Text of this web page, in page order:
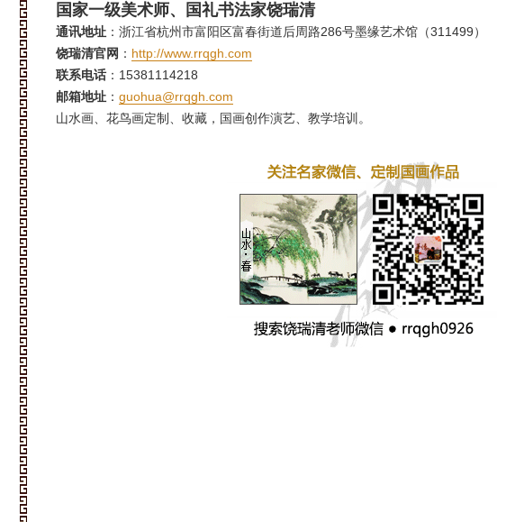
国家一级美术师、国礼书法家饶瑞清
通讯地址 ：浙江省杭州市富阳区富春街道后周路286号墨缘艺术馆（311499）
饶瑞清官网 ： http://www.rrqgh.com
联系电话 ：15381114218
邮箱地址 ： guohua@rrqgh.com
山水画、花鸟画定制、收藏，国画创作演艺、教学培训。